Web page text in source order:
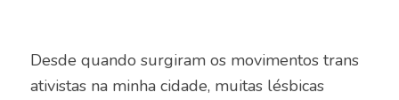
Desde quando surgiram os movimentos trans
ativistas na minha cidade, muitas lésbicas